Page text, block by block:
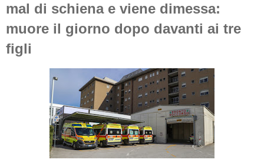
mal di schiena e viene dimessa:
muore il giorno dopo davanti ai tre
figli